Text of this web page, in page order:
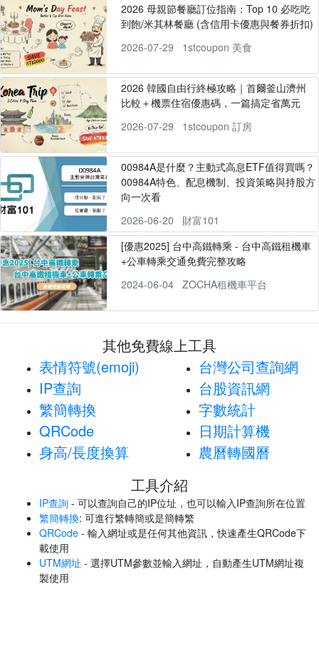
2026 母親節餐廳訂位指南：Top 10 必吃吃
到飽/米其林餐廳 (含信用卡優惠與餐券折扣)
2026-07-29
1stcoupon 美食
2026 韓國自由行終極攻略｜首爾釜山濟州
比較＋機票住宿優惠碼，一篇搞定省萬元
2026-07-29
1stcoupon 訂房
00984A是什麼？主動式高息ETF值得買嗎？
00984A特色、配息機制、投資策略與持股方
向一次看
2026-06-20
財富101
[優惠2025] 台中高鐵轉乘 - 台中高鐵租機車
+公車轉乘交通免費完整攻略
2024-06-04
ZOCHA租機車平台
其他免費線上工具
表情符號(emoji)
IP查詢
繁簡轉換
QRCode
身高/長度換算
台灣公司查詢網
台股資訊網
字數統計
日期計算機
農曆轉國曆
工具介紹
IP查詢 - 可以查詢自己的IP位址，也可以輸入IP查詢所在位置
繁簡轉換: 可進行繁轉簡或是簡轉繁
QRCode - 輸入網址或是任何其他資訊，快速產生QRCode下
載使用
UTM網址 - 選擇UTM參數並輸入網址，自動產生UTM網址複
製使用